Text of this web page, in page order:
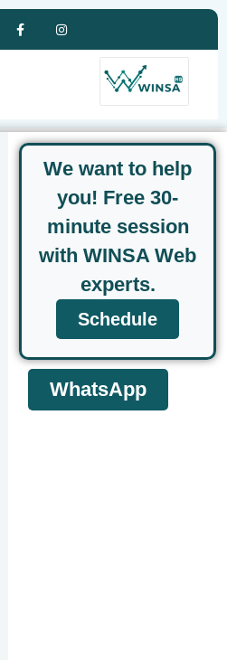
We want to help
you! Free 30-
minute session
with WINSA Web
experts.
Schedule
WhatsApp